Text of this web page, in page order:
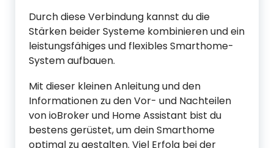
Durch diese Verbindung kannst du die
Stärken beider Systeme kombinieren und ein
leistungsfähiges und flexibles Smarthome-
System aufbauen.
Mit dieser kleinen Anleitung und den
Informationen zu den Vor- und Nachteilen
von ioBroker und Home Assistant bist du
bestens gerüstet, um dein Smarthome
optimal zu gestalten. Viel Erfolg bei der